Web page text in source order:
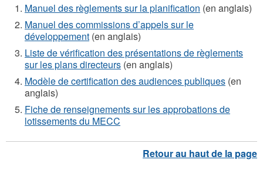
Manuel des règlements sur la planification (en anglais)
Manuel des commissions d’appels sur le
développement (en anglais)
Liste de vérification des présentations de règlements
sur les plans directeurs (en anglais)
Modèle de certification des audiences publiques (en
anglais)
Fiche de renseignements sur les approbations de
lotissements du MECC